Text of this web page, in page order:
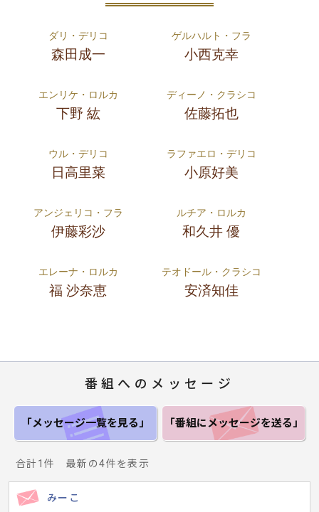
ダリ・デリコ
森田成一
ゲルハルト・フラ
小西克幸
エンリケ・ロルカ
下野 紘
ディーノ・クラシコ
佐藤拓也
ウル・デリコ
日高里菜
ラファエロ・デリコ
小原好美
アンジェリコ・フラ
伊藤彩沙
ルチア・ロルカ
和久井 優
エレーナ・ロルカ
福 沙奈恵
テオドール・クラシコ
安済知佳
番組へのメッセージ
「メッセージ一覧を見る」 「番組にメッセージを送る」
合計1件 最新の4件を表示
みーこ